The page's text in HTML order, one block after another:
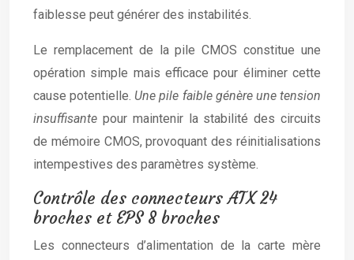
faiblesse peut générer des instabilités.
Le remplacement de la pile CMOS constitue une
opération simple mais efficace pour éliminer cette
cause potentielle. Une pile faible génère une tension
insuffisante pour maintenir la stabilité des circuits
de mémoire CMOS, provoquant des réinitialisations
intempestives des paramètres système.
Contrôle des connecteurs ATX 24
broches et EPS 8 broches
Les connecteurs d’alimentation de la carte mère